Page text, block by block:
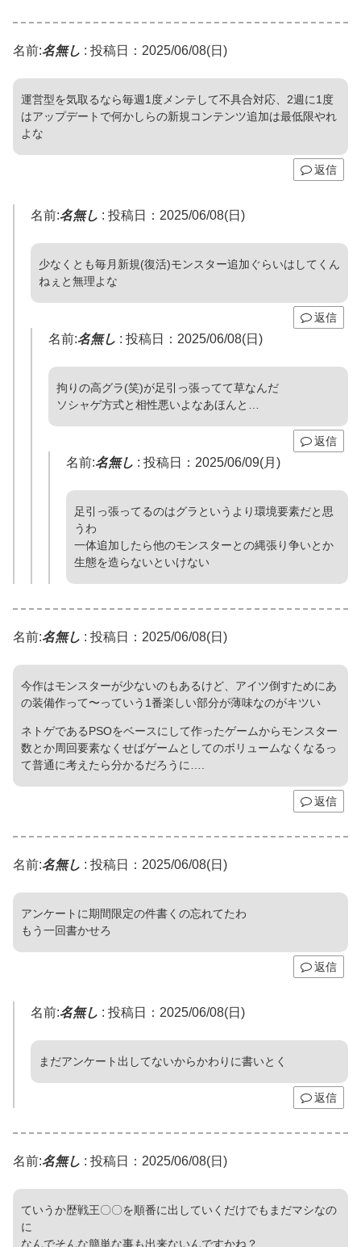
名前:名無し : 投稿日：2025/06/08(日)
運営型を気取るなら毎週1度メンテして不具合対応、2週に1度
はアップデートで何かしらの新規コンテンツ追加は最低限やれ
よな
返信
名前:名無し : 投稿日：2025/06/08(日)
少なくとも毎月新規(復活)モンスター追加ぐらいはしてくん
ねぇと無理よな
返信
名前:名無し : 投稿日：2025/06/08(日)
拘りの高グラ(笑)が足引っ張ってて草なんだ
ソシャゲ方式と相性悪いよなあほんと…
返信
名前:名無し : 投稿日：2025/06/09(月)
足引っ張ってるのはグラというより環境要素だと思
うわ
一体追加したら他のモンスターとの縄張り争いとか
生態を造らないといけない
名前:名無し : 投稿日：2025/06/08(日)
今作はモンスターが少ないのもあるけど、アイツ倒すためにあ
の装備作って〜っていう1番楽しい部分が薄味なのがキツい
ネトゲであるPSOをベースにして作ったゲームからモンスター
数とか周回要素なくせばゲームとしてのボリュームなくなるっ
て普通に考えたら分かるだろうに….
返信
名前:名無し : 投稿日：2025/06/08(日)
アンケートに期間限定の件書くの忘れてたわ
もう一回書かせろ
返信
名前:名無し : 投稿日：2025/06/08(日)
まだアンケート出してないからかわりに書いとく
返信
名前:名無し : 投稿日：2025/06/08(日)
ていうか歴戦王〇〇を順番に出していくだけでもまだマシなの
に
なんでそんな簡単な事も出来ないんですかね？